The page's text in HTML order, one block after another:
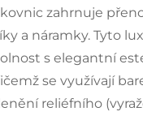
zahrnuje
a náramky. Tyto
s elegantní
se využívají
reliéfního